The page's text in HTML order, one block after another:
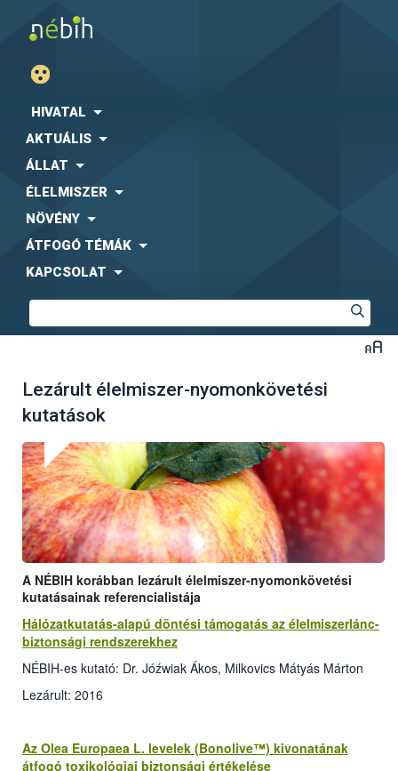
HIVATAL
AKTUÁLIS
ÁLLAT
ÉLELMISZER
NÖVÉNY
ÁTFOGÓ TÉMÁK
KAPCSOLAT
Lezárult élelmiszer-nyomonkövetési
kutatások
A NÉBIH korábban lezárult élelmiszer-nyomonkövetési
kutatásainak referencialistája
Hálózatkutatás-alapú döntési támogatás az élelmiszerlánc-
biztonsági rendszerekhez
NÉBIH-es kutató: Dr. Jóźwiak Ákos, Milkovics Mátyás Márton
Lezárult: 2016
Az Olea Europaea L. levelek (Bonolive™) kivonatának
átfogó toxikológiai biztonsági értékelése